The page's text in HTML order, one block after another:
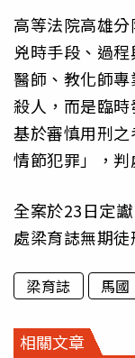
高等法院高雄
兇時手段、過
醫師、教化師
殺人，而是臨
基於審慎用刑
情節犯罪」，判
全案於23日定
處梁育誌無期徒
梁育誌 馬國
相關文章